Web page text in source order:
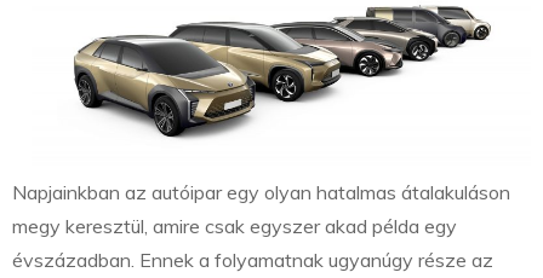
Napjainkban az autóipar egy olyan hatalmas átalakuláson
megy keresztül, amire csak egyszer akad példa egy
évszázadban. Ennek a folyamatnak ugyanúgy része az